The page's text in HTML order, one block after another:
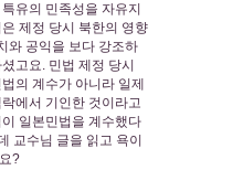
유의 민족성을 자유지
제정 당시 북한의 영향
와 공익을 보다 강조하
고요. 민법 제정 당시
의 계수가 아니라 일제
에서 기인한 것이라고
일본민법을 계수했다
교수님 글을 읽고 욕이
?